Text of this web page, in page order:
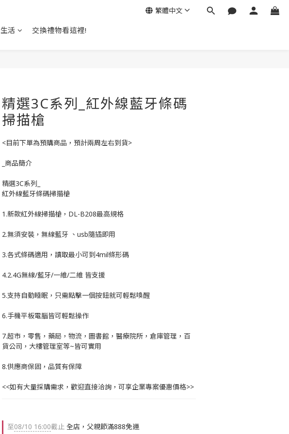
生活 交換禮物看這裡!
繁體中文
精選3C系列_紅外線藍牙條碼
掃描槍
<目前下單為預購商品，預計兩周左右到貨>
_商品簡介
精選3C系列_
紅外線藍牙條碼掃描槍
1.新款紅外線掃描槍，DL-B208最高規格
2.無須安裝，無線藍牙 、usb隨插即用
3.各式條碼適用，讀取最小可到4mil條形碼
4.2.4G無線/藍牙/一維/二維 皆支援
5.支持自動睡眠，只需點擊一個按鈕就可輕鬆喚醒
6.手機平板電腦皆可輕鬆操作
7.超市，零售，藥局，物流，圖書館，醫療院所，倉庫管理，百
貨公司，大樓管理室等~皆可實用
8.供應商保固，品質有保障
<<如有大量採購需求，歡迎直接洽詢，可享企業專案優惠價格>>
至08/10 16:00截止全店，父親節滿888免運